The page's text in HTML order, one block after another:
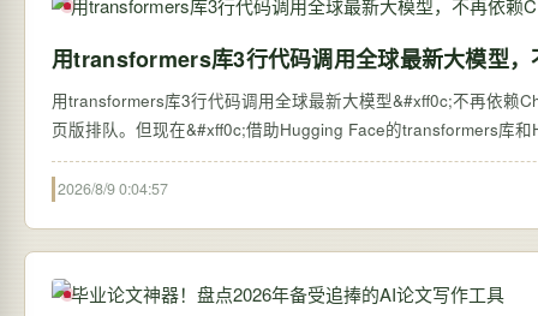
用transformers库3行代码调用全球最新大模型
用transformers库3行代码调用全球最新大模型&#xff0c;不再依赖ChatGPT网页版 过去&#xff0c;想体验全球最新的大语言模型&#xff0c;往往需要等待第三方
页版排队。但现在&#xff0c;借助Hugging Face的transformers库
2026/8/9 0:04:57